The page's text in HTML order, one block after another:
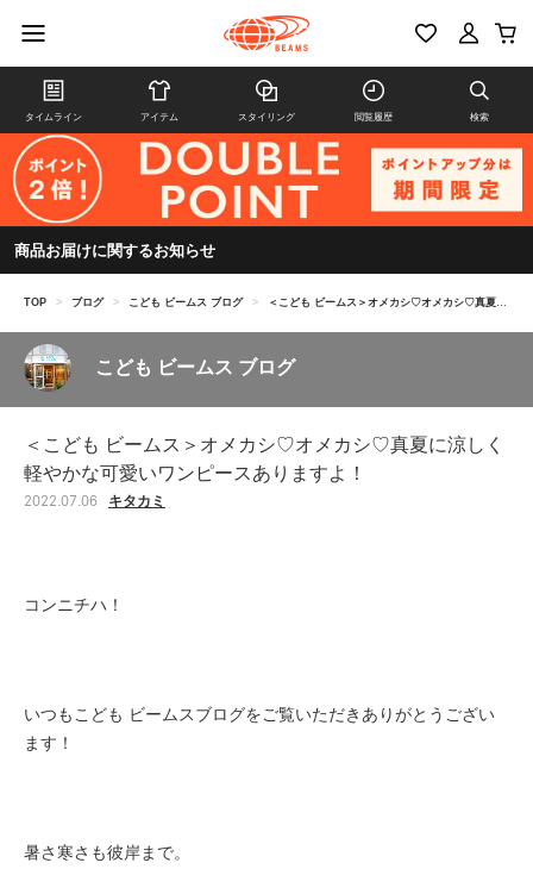
タイムライン アイテム スタイリング 閲覧履歴 検索
商品お届けに関するお知らせ
TOP > ブログ > こども ビームス ブログ > ＜こども ビームス＞オメカシ♡オメカシ♡真夏に涼しく軽やかな可愛いワンピースありますよ！
こども ビームス ブログ
＜こども ビームス＞オメカシ♡オメカシ♡真夏に涼しく
軽やかな可愛いワンピースありますよ！
2022.07.06 キタカミ
コンニチハ！
いつもこども ビームスブログをご覧いただきありがとうござい
ます！
暑さ寒さも彼岸まで。